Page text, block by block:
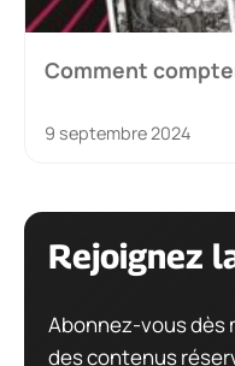
Comment
9 septembre 2024
Rejoignez
Abonnez-vous dès
des contenus